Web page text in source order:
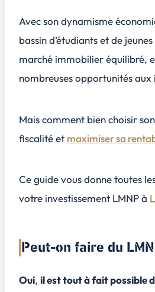
Les travaux d’entretien et remise en
Avec son dynamisme
bassin d’étudiants et de
marché immobilier équilibré,
nombreuses opportunités aux
Mais comment bien choisir
fiscalité et maximiser sa
Ce guide vous donne toutes
votre investissement LMNP à
Peut-on faire du
Oui, il est tout à fait possible